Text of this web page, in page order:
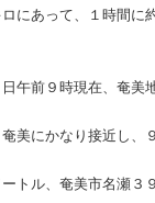
にあって、１時間
午前９時現在、奄
美にかなり接近し
トル、奄美市名瀬